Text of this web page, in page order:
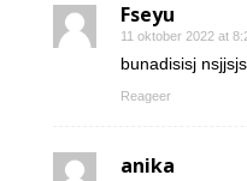
Fseyu
11 oktober 2022 at
bunadisisj
Reageer
anika